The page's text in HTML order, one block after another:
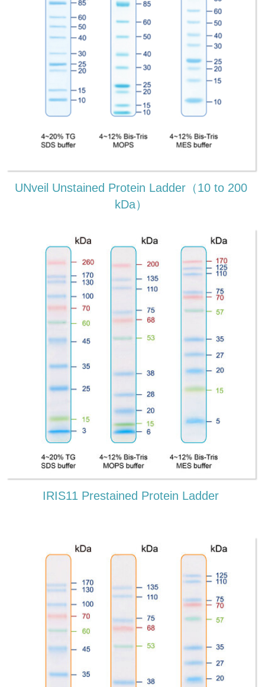
UNveil Unstained Protein Ladder（10 to 200
kDa）
IRIS11 Prestained Protein Ladder